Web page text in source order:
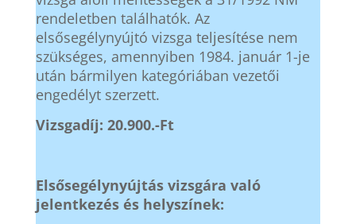
rendeletben találhatók. Az
elsősegélynyújtó vizsga teljesítése nem
szükséges, amennyiben 1984. január 1-je
után bármilyen kategóriában vezetői
engedélyt szerzett.
Vizsgadíj: 20.900.-Ft
Elsősegélynyújtás vizsgára való
jelentkezés és helyszínek: